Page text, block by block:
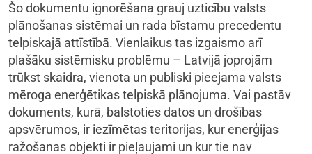
Šo dokumentu ignorēšana grauj uzticību valsts
plānošanas sistēmai un rada bīstamu precedentu
telpiskajā attīstībā. Vienlaikus tas izgaismo arī
plašāku sistēmisku problēmu – Latvijā joprojām
trūkst skaidra, vienota un publiski pieejama valsts
mēroga enerģētikas telpiskā plānojuma. Vai pastāv
dokuments, kurā, balstoties datos un drošības
apsvērumos, ir iezīmētas teritorijas, kur enerģijas
ražošanas objekti ir pieļaujami un kur tie nav